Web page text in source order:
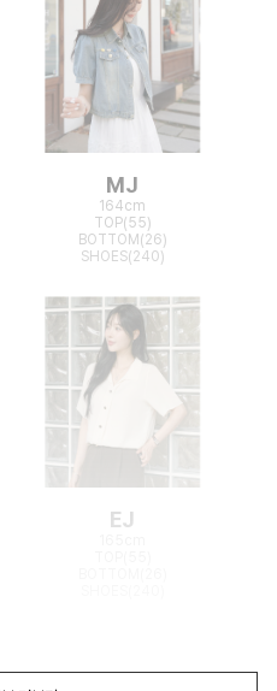
MJ
164cm
TOP(55)
BOTTOM(26)
SHOES(240)
EJ